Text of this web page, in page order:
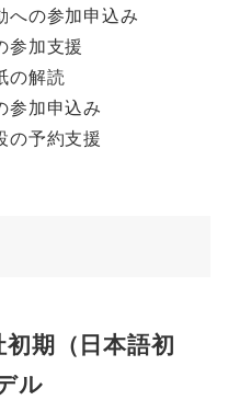
への参加申込み
参加支援
の解読
参加申込み
の予約支援
初期（日本語初
ル